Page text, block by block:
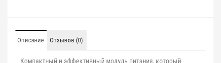
Описание Отзывов (0)
Компактный и эффективный модуль питания, который